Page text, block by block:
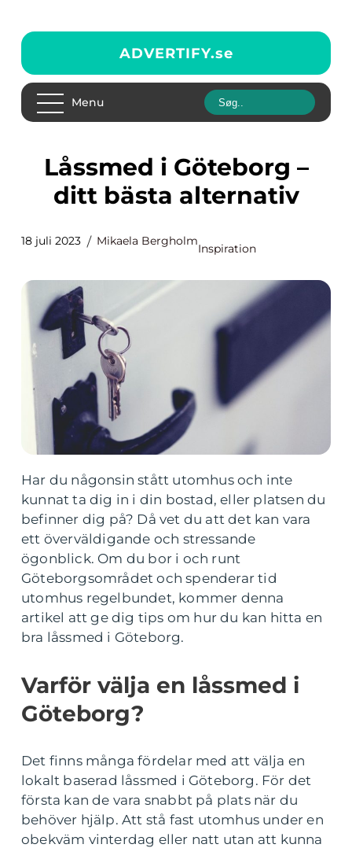
ADVERTIFY.se
Menu
Låssmed i Göteborg –
ditt bästa alternativ
18 juli 2023 Mikaela Bergholm
Inspiration
Har du någonsin stått utomhus och inte
kunnat ta dig in i din bostad, eller platsen du
befinner dig på? Då vet du att det kan vara
ett överväldigande och stressande
ögonblick. Om du bor i och runt
Göteborgsområdet och spenderar tid
utomhus regelbundet, kommer denna
artikel att ge dig tips om hur du kan hitta en
bra låssmed i Göteborg.
Varför välja en låssmed i
Göteborg?
Det finns många fördelar med att välja en
lokalt baserad låssmed i Göteborg. För det
första kan de vara snabbt på plats när du
behöver hjälp. Att stå fast utomhus under en
obekväm vinterdag eller natt utan att kunna